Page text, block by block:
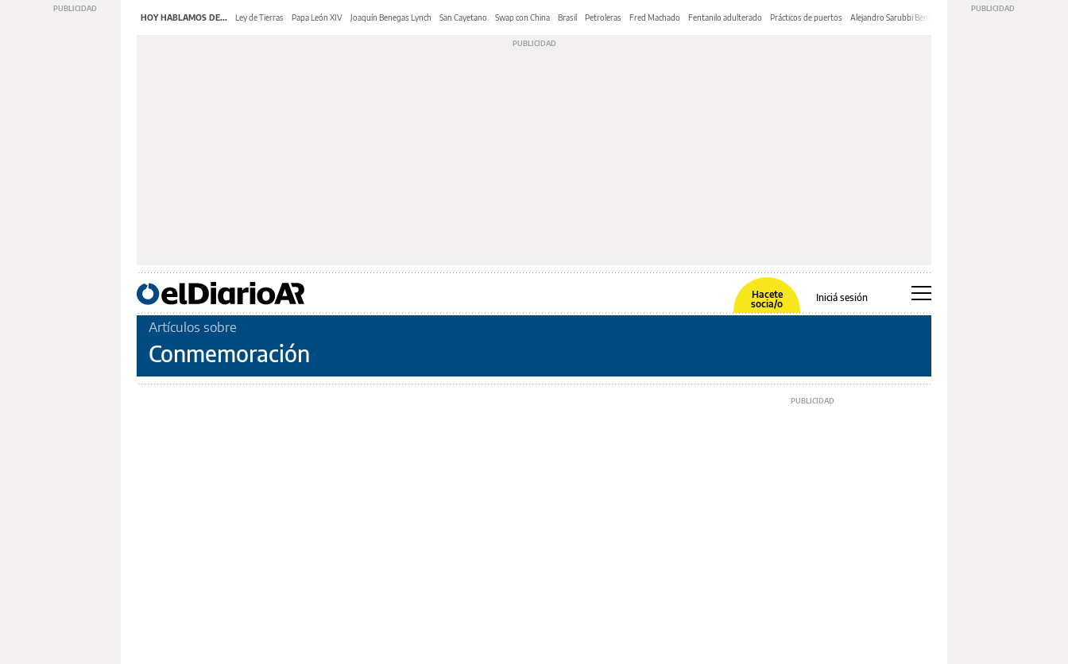
HOY HABLAMOS DE... Ley de Tierras Papa León XIV Joaquín Benegas Lynch San Cayetano Swap con China Brasil Petroleras Fred Machado Fentanilo adulterado Prácticos de puertos Alejandro Sarubbi Benítez
Hacete
socia/o
Iniciá sesión
Artículos sobre
Conmemoración